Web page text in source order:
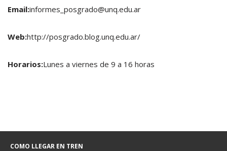
Email:informes_posgrado@unq.edu.ar
Web:http://posgrado.blog.unq.edu.ar/
Horarios:Lunes a viernes de 9 a 16 horas
COMO LLEGAR EN TREN